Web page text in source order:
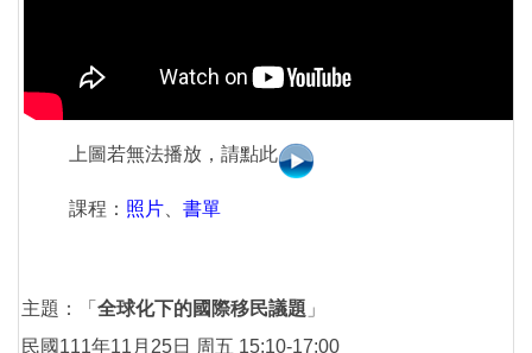
上圖若無法播放，請點此
課程： 照片 書單
主題：「 全球化下的國際移民議題 」
民國111年11月25日 周五 15:10-17:00